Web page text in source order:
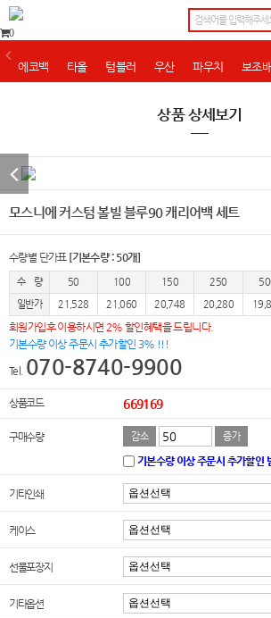
0
에코백 타올 텀블러 우산 파우치 보조
상품 상세보기
모스니에 커스텀 볼빌 블루90 캐리어백 세트
수량별 단가표 [기본수량 : 50개]
수 량 50 100 150 250
일반가
21,528 21,060 20,748 20,280
회원가입후 이용하시면 2% 할인혜택을 드립니다.
기본수량 이상 주문시 추가할인 3% !!!
Tel. 070-8740-9900
상품코드 669169
구매수량 감소 증가
기본수량 이상 주문시 추가할인
기타인쇄
케이스
선물포장지
기타옵션